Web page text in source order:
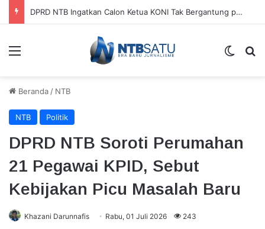
DPRD NTB Ingatkan Calon Ketua KONI Tak Bergantung pada APBD
Menu
Beranda / NTB
NTB Politik
DPRD NTB Soroti Perumahan
21 Pegawai KPID, Sebut
Kebijakan Picu Masalah Baru
Khazani Darunnafis Rabu, 01 Juli 2026 243